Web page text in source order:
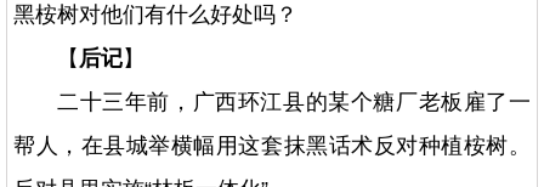
黑桉树对他们有什么好处吗？
【 后记】
二十三年前，广西环江县的某个糖厂老板雇了一
帮人，在县城举横幅用这套抹黑话术反对种植桉树。